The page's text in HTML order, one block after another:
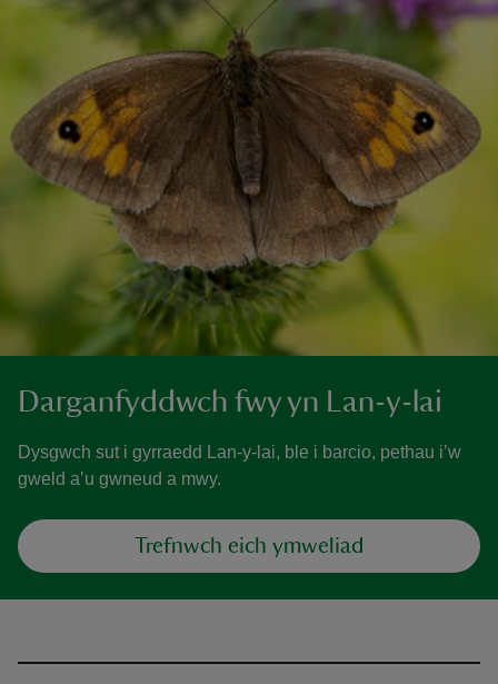
Darganfyddwch fwy yn Lan-y-lai
Dysgwch sut i gyrraedd Lan-y-lai, ble i barcio, pethau i’w
gweld a’u gwneud a mwy.
Trefnwch eich ymweliad